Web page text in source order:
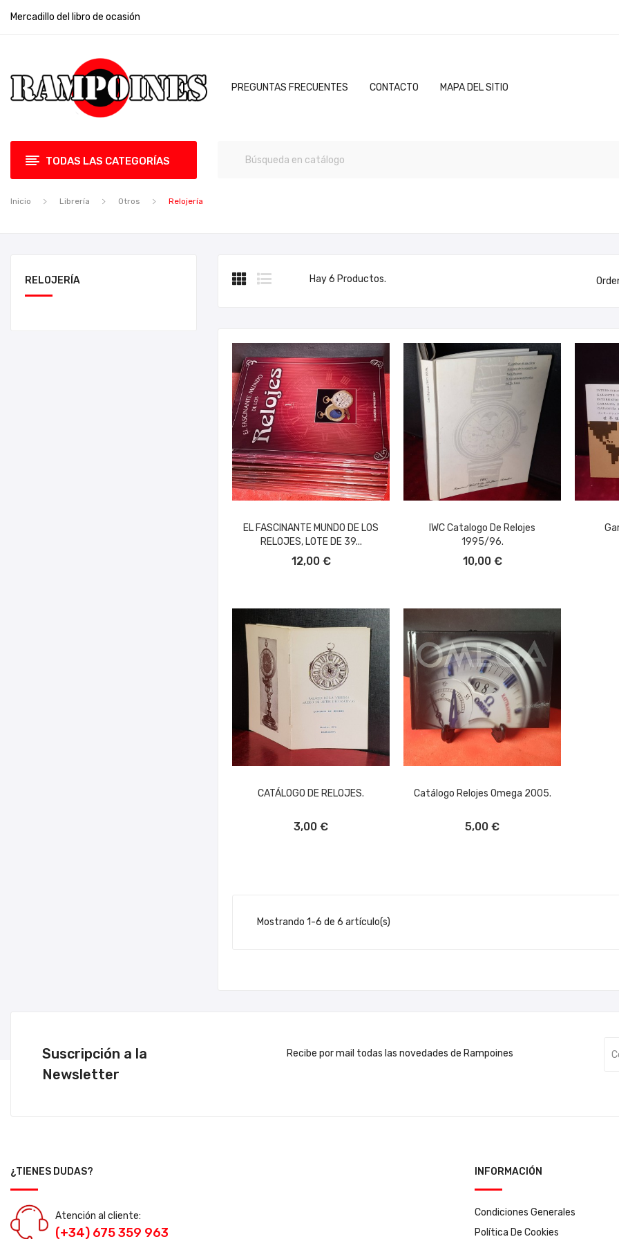
Mercadillo del libro de ocasión
PREGUNTAS FRECUENTES CONTACTO MAPA DEL SITIO
TODAS LAS CATEGORÍAS
Inicio Librería Otros Relojería
RELOJERÍA Hay 6 Productos.
EL FASCINANTE MUNDO DE LOS
RELOJES, LOTE DE 39...
12,00 €
IWC Catalogo De Relojes
1995/96.
10,00 €
CATÁLOGO DE RELOJES.
3,00 €
Catálogo Relojes Omega 2005.
5,00 €
Mostrando 1-6 de 6 artículo(s)
Suscripción a la
Newsletter
Recibe por mail todas las novedades de Rampoines
¿TIENES DUDAS?
Atención al cliente:
(+34) 675 359 963
INFORMACIÓN
Condiciones Generales
Política De Cookies